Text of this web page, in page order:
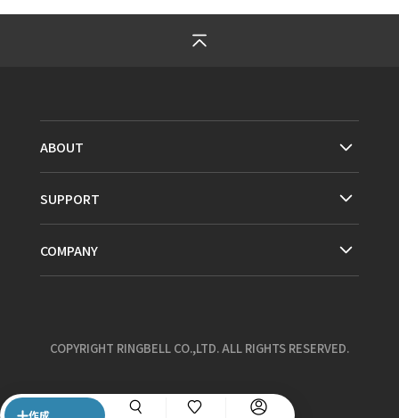
ABOUT
SUPPORT
COMPANY
COPYRIGHT RINGBELL CO.,LTD. ALL RIGHTS RESERVED.
作成